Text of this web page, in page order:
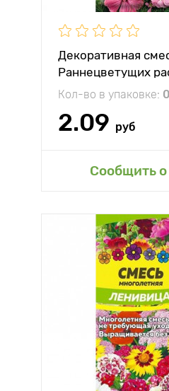
Декоративная
Раннецветущих
Кол-во в упаковке:
2.09 руб
Сообщить